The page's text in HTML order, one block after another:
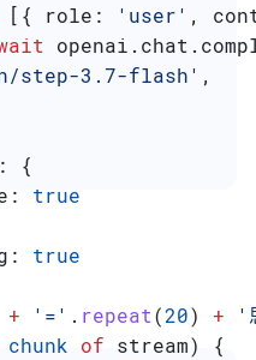
[{ role: 'user' ,
openai . chat .
step-3.7-flash' ,
{
true
true
+ '=' . repeat(20) + '
chunk of stream) {